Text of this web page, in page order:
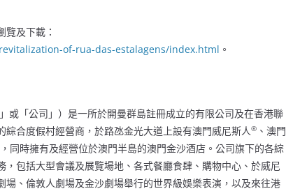
及下載：
of-rua-das-estalagens/index.html 。
或「公司」）是一所於開曼群島註冊成立的有限公司及在香港聯
合度假村經營商，於路氹金光大道上設有澳門威尼斯人® 、澳門
同時擁有及經營位於澳門半島的澳門金沙酒店。公司旗下的各綜
包括大型會議及展覽場地、各式餐廳食肆、購物中心、於威尼
、倫敦人劇場及金沙劇場舉行的世界級娛樂表演，以及來往港